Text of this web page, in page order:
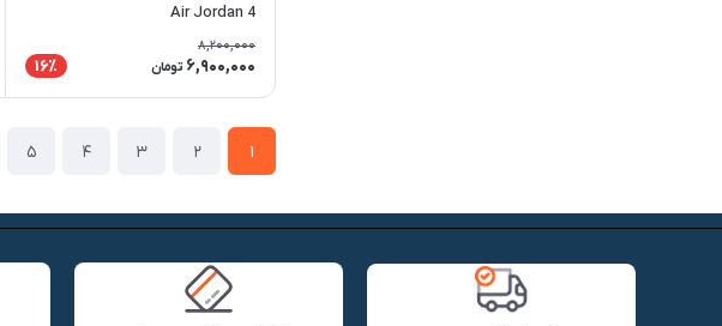
Air Jordan 4
8,200,000
6,900,000 تومان 16٪
1
2
3
4
5